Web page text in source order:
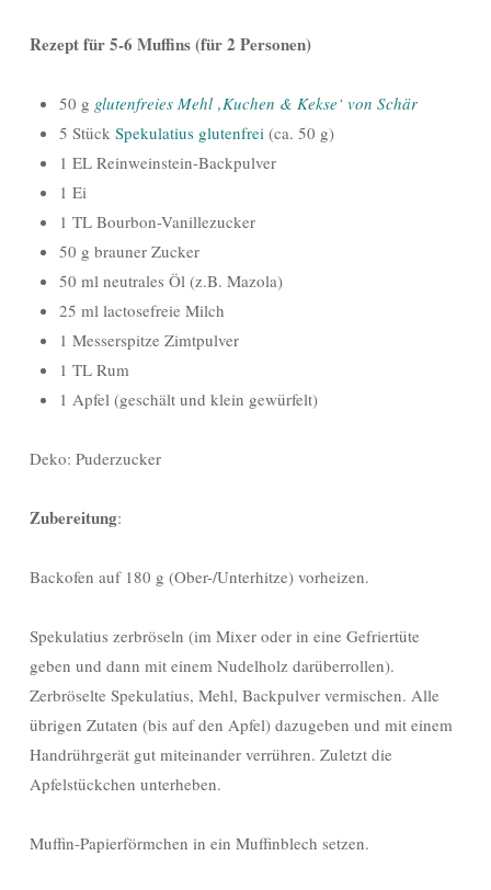
Rezept für 5-6 Muffins (für 2 Personen)
50 g glutenfreies Mehl ‚Kuchen & Kekse‘ von Schär
5 Stück Spekulatius glutenfrei (ca. 50 g)
1 EL Reinweinstein-Backpulver
1 Ei
1 TL Bourbon-Vanillezucker
50 g brauner Zucker
50 ml neutrales Öl (z.B. Mazola)
25 ml lactosefreie Milch
1 Messerspitze Zimtpulver
1 TL Rum
1 Apfel (geschält und klein gewürfelt)
Deko: Puderzucker
Zubereitung:
Backofen auf 180 g (Ober-/Unterhitze) vorheizen.
Spekulatius zerbröseln (im Mixer oder in eine Gefriertüte
geben und dann mit einem Nudelholz darüberrollen).
Zerbröselte Spekulatius, Mehl, Backpulver vermischen. Alle
übrigen Zutaten (bis auf den Apfel) dazugeben und mit einem
Handrührgerät gut miteinander verrühren. Zuletzt die
Apfelstückchen unterheben.
Muffin-Papierförmchen in ein Muffinblech setzen.